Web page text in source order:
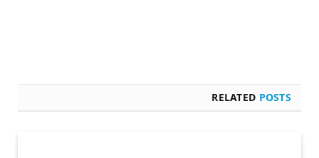
RELATED POSTS